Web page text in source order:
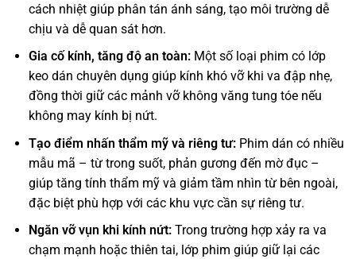
cách nhiệt giúp phân tán ánh sáng, tạo môi trường dễ
chịu và dễ quan sát hơn.
Gia cố kính, tăng độ an toàn:Một số loại phim có lớp
keo dán chuyên dụng giúp kính khó vỡ khi va đập nhẹ,
đồng thời giữ các mảnh vỡ không văng tung tóe nếu
không may kính bị nứt.
Tạo điểm nhấn thẩm mỹ và riêng tư:Phim dán có nhiều
mẫu mã – từ trong suốt, phản gương đến mờ đục –
giúp tăng tính thẩm mỹ và giảm tầm nhìn từ bên ngoài,
đặc biệt phù hợp với các khu vực cần sự riêng tư.
Ngăn vỡ vụn khi kính nứt:Trong trường hợp xảy ra va
chạm mạnh hoặc thiên tai, lớp phim giúp giữ lại các